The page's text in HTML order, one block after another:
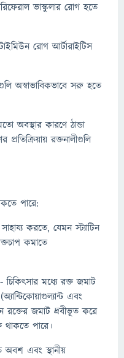
ভাস্কুলার রোগ হতে
রোগ আর্টারাইটিস
অস্বাভাবিকভাবে সরু হতে
অবস্থার কারণে ঠান্ডা
প্রতিক্রিয়ায় রক্তনালীগুলি
পারে:
করতে, যেমন স্ট্যাটিন
কমাতে
মধ্যে রক্ত ​​জমাট
এবং
রক্তের জমাট দ্রবীভূত করে
থাকতে পারে।
অবশ এবং স্থানীয়